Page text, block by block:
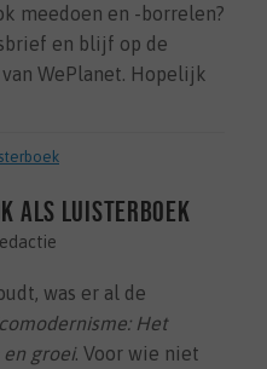
meedoen en -borrelen?
en blijf op de
WePlanet. Hopelijk
als luisterboek
was er al de
Het
groei. Voor wie niet